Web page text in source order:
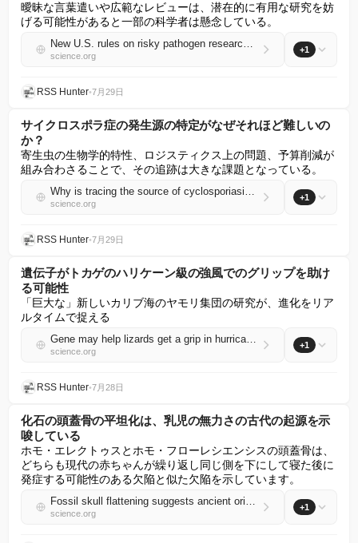
曖昧な言葉遣いや広範なレビューは、潜在的に有用な研究を妨
げる可能性があると一部の科学者は懸念している。
New U.S. rules on risky pathogen research draw mixed reviews
science.org
+1
RSS Hunter•7月29日
サイクロスポラ症の発生源の特定がなぜそれほど難しいの
か？
寄生虫の生物学的特性、ロジスティクス上の問題、予算削減が
組み合わさることで、その追跡は大きな課題となっている。
Why is tracing the source of cyclosporiasis outbreaks so difficult?
science.org
+1
RSS Hunter•7月29日
遺伝子がトカゲのハリケーン級の強風でのグリップを助け
る可能性
「巨大な」新しいカリブ海のヤモリ集団の研究が、進化をリア
ルタイムで捉える
Gene may help lizards get a grip in hurricane-force winds
science.org
+1
RSS Hunter•7月28日
化石の頭蓋骨の平坦化は、乳児の無力さの古代の起源を示
唆している
ホモ・エレクトゥスとホモ・フローレシエンシスの頭蓋骨は、
どちらも現代の赤ちゃんが繰り返し同じ側を下にして寝た後に
発症する可能性のある欠陥と似た欠陥を示しています。
Fossil skull flattening suggests ancient origins of infant helplessness
science.org
+1